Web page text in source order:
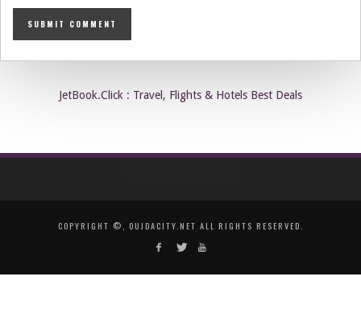
JetBook.Click : Travel, Flights & Hotels Best Deals
COPYRIGHT ©, OUJDACITY.NET ALL RIGHTS RESERVED.